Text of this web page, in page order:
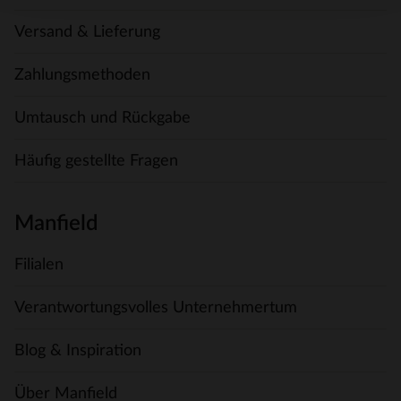
Versand & Lieferung
Zahlungsmethoden
Umtausch und Rückgabe
Häufig gestellte Fragen
Manfield
Filialen
Verantwortungsvolles Unternehmertum
Blog & Inspiration
Über Manfield